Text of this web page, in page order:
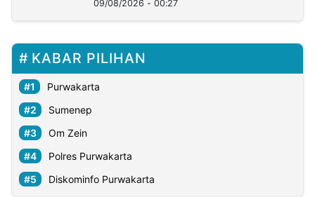
09/08/2026 - 00:27
KABAR PILIHAN
Purwakarta
Sumenep
Om Zein
Polres Purwakarta
Diskominfo Purwakarta